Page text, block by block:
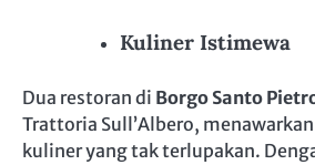
Kuliner Istimewa
Dua restoran di Borgo Santo
Trattoria Sull’Albero,
kuliner yang tak terlupakan.